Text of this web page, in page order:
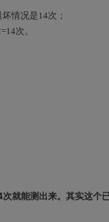
情况是14次；
次。
次就能测出来。其实这个